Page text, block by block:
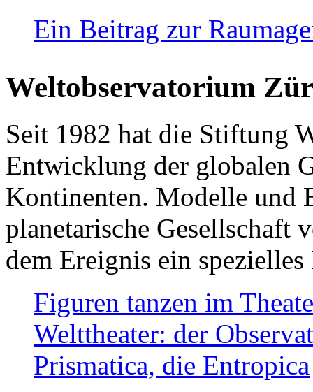
Ein Beitrag zur
Weltobservatorium
Seit 1982 hat die Stiftung
Entwicklung der globalen
Kontinenten. Modelle und
planetarische Gesellschaft
dem Ereignis ein
Figuren tanzen im
Welttheater: der
Prismatica, die Entropica